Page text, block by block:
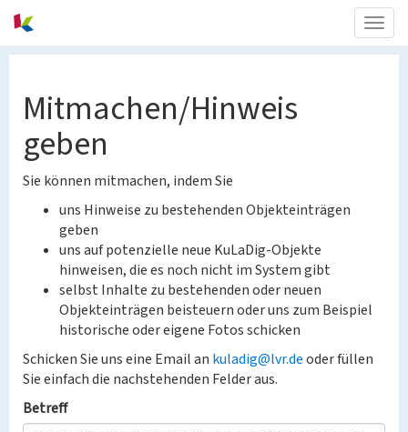
Mitmachen/Hinweis
geben
Sie können mitmachen, indem Sie
uns Hinweise zu bestehenden Objekteinträgen
geben
uns auf potenzielle neue KuLaDig-Objekte
hinweisen, die es noch nicht im System gibt
selbst Inhalte zu bestehenden oder neuen
Objekteinträgen beisteuern oder uns zum Beispiel
historische oder eigene Fotos schicken
Schicken Sie uns eine Email an kuladig@lvr.deoder füllen
Sie einfach die nachstehenden Felder aus.
Betreff